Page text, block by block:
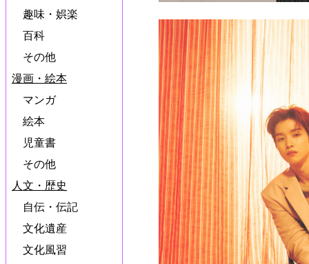
趣味・娯楽
百科
その他
漫画・絵本
マンガ
絵本
児童書
その他
人文・歴史
自伝・伝記
文化遺産
文化風習